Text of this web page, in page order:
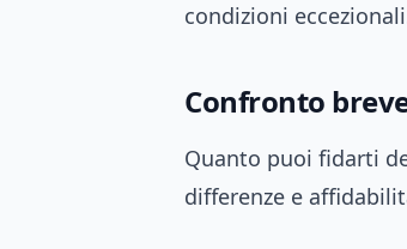
condizioni
Confronto
Quanto puoi fidarti
differenze e